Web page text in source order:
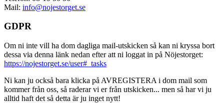
Mail: info@nojestorget.se
GDPR
Om ni inte vill ha dom dagliga mail-utskicken så kan ni kryssa bort
dessa via denna länk nedan efter att ni loggat in på Nöjestorget:
https://nojestorget.se/user#_tasks
Ni kan ju också bara klicka på AVREGISTERA i dom mail som
kommer från oss, så raderar vi er från utskicken... men så har vi ju
alltid haft det så detta är ju inget nytt!